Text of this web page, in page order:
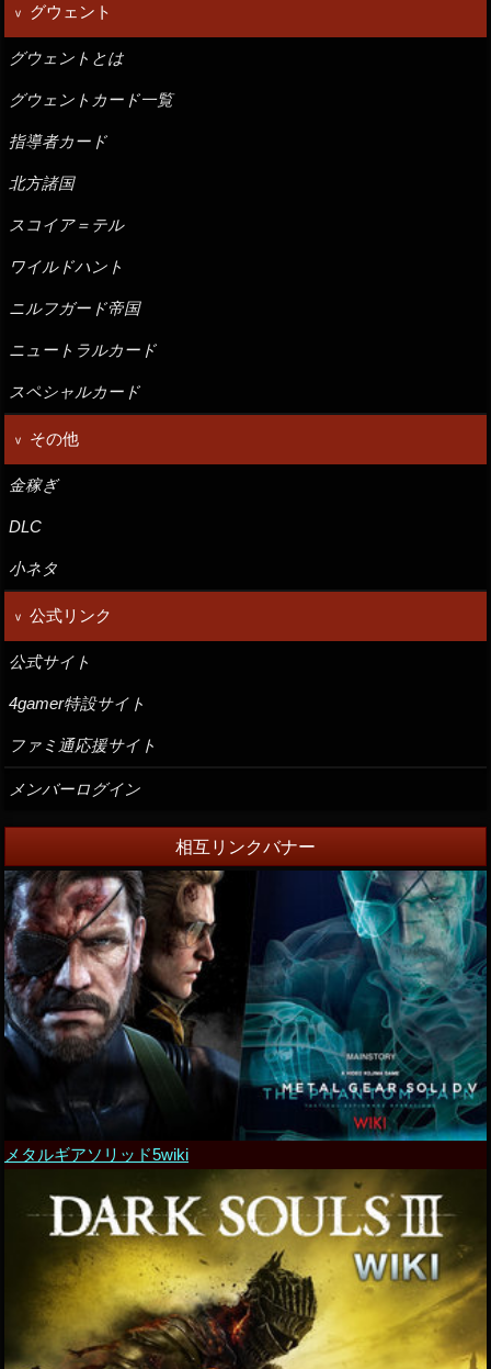
グウェント
グウェントとは
グウェントカード一覧
指導者カード
北方諸国
スコイア＝テル
ワイルドハント
ニルフガード帝国
ニュートラルカード
スペシャルカード
その他
金稼ぎ
DLC
小ネタ
公式リンク
公式サイト
4gamer特設サイト
ファミ通応援サイト
メンバーログイン
相互リンクバナー
メタルギアソリッド5wiki